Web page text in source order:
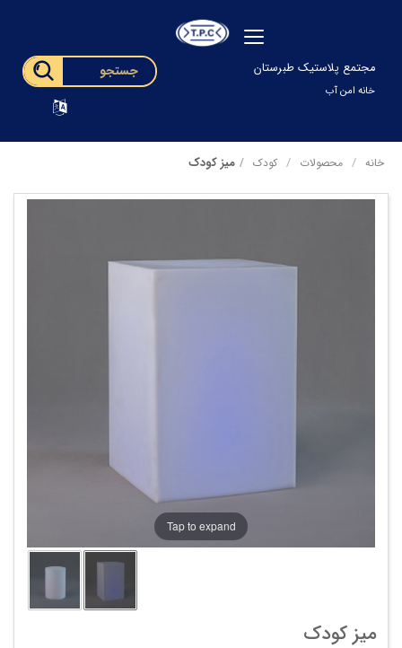
مجتمع پلاستیک طبرستان
خانه امن آب
خانه محصولات کودک میز کودک
Tap to expand
میز کودک